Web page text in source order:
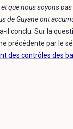
que nous soyons
de Guyane ont
il conclu. Sur la
précédente par le
des contrôles des